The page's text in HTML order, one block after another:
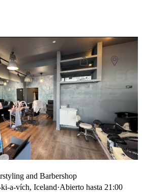
and Barbershop
a-vích, Iceland·Abierto hasta 21:00